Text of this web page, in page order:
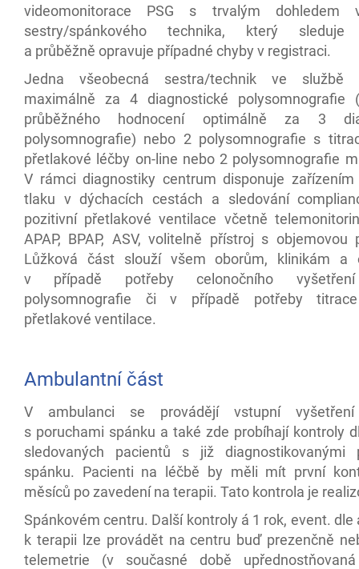
videomonitorace PSG s trvalým dohledem
sestry/spánkového technika, který sleduje
a průběžně opravuje případné chyby v registraci.
Jedna všeobecná sestra/technik ve službě
maximálně za 4 diagnostické polysomnografie
průběžného hodnocení optimálně za 3
polysomnografie) nebo 2 polysomnografie s
přetlakové léčby on-line nebo 2 polysomnografie
V rámci diagnostiky centrum disponuje
tlaku v dýchacích cestách a sledování
pozitivní přetlakové ventilace včetně
APAP, BPAP, ASV, volitelně přístroj s objemovou
Lůžková část slouží všem oborům, klinikám a
v případě potřeby celonočního
polysomnografie či v případě potřeby
přetlakové ventilace.
Ambulantní část
V ambulanci se provádějí vstupní vyšetření
s poruchami spánku a také zde probíhají kontroly
sledovaných pacientů s již diagnostikovanými
spánku. Pacienti na léčbě by měli mít první
měsíců po zavedení na terapii. Tato kontrola je
Spánkovém centru. Další kontroly á 1 rok, event. dle
k terapii lze provádět na centru buď prezenčně
telemetrie (v současné době